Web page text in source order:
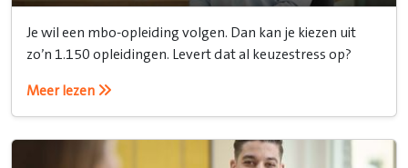
Je wil een mbo-opleiding volgen. Dan kan je kiezen uit
zo’n 1.150 opleidingen. Levert dat al keuzestress op?
Meer lezen